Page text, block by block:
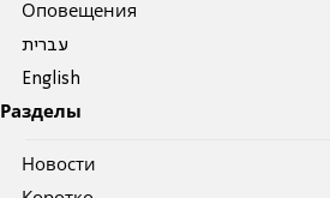
Оповещения
עברית
English
Разделы
Новости